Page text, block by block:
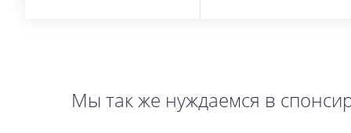
Мы так же нуждаемся в